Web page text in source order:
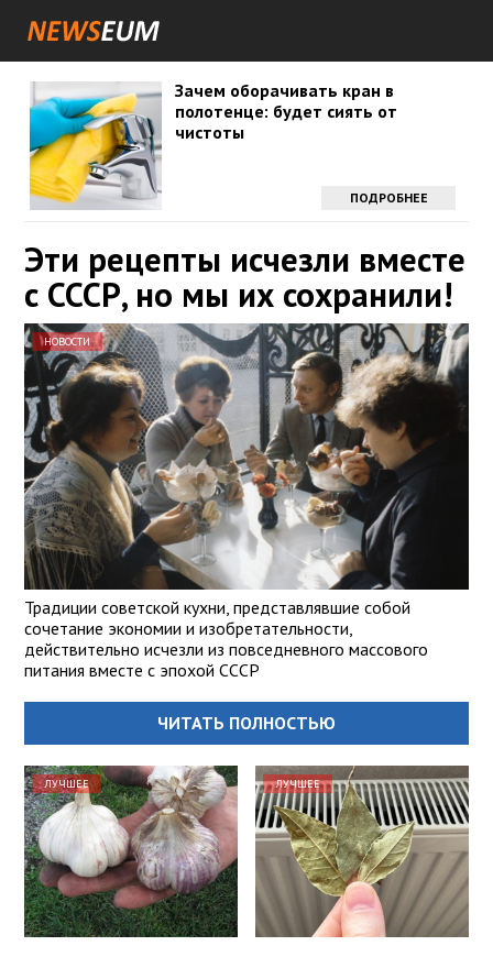
Зачем оборачивать кран в
полотенце: будет сиять от
чистоты
ПОДРОБНЕЕ
Эти рецепты исчезли вместе
с СССР, но мы их сохранили!
НОВОСТИ
Традиции советской кухни, представлявшие собой
сочетание экономии и изобретательности,
действительно исчезли из повседневного массового
питания вместе с эпохой СССР
ЧИТАТЬ ПОЛНОСТЬЮ
ЛУЧШЕЕ ЛУЧШЕЕ